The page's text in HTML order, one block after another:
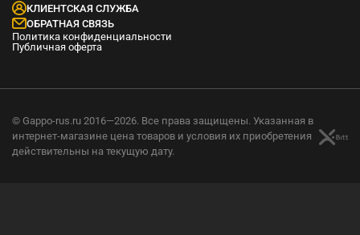
КЛИЕНТСКАЯ СЛУЖБА
ОБРАТНАЯ СВЯЗЬ
Политика конфиденциальности
Публичная оферта
© Gappo-rus.ru 2016—2026. Все права защищены. Указанная в
интернет-магазине цена товаров и условия их приобретения
действительны на текущую дату.